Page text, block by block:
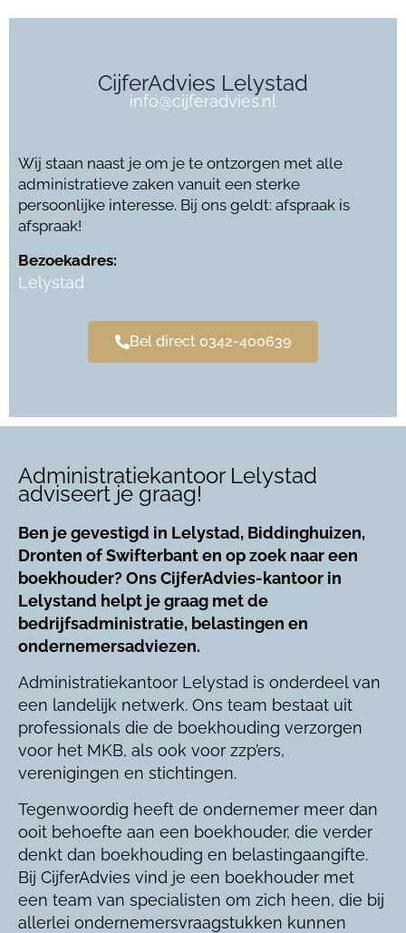
CijferAdvies Lelystad
info@cijferadvies.nl
Wij staan naast je om je te ontzorgen met alle
administratieve zaken vanuit een sterke
persoonlijke interesse. Bij ons geldt: afspraak is
afspraak!
Bezoekadres:
Lelystad
Bel direct 0342-400639
Administratiekantoor Lelystad
adviseert je graag!
Ben je gevestigd in Lelystad, Biddinghuizen,
Dronten of Swifterbant en op zoek naar een
boekhouder? Ons CijferAdvies-kantoor in
Lelystand helpt je graag met de
bedrijfsadministratie, belastingen en
ondernemersadviezen.
Administratiekantoor Lelystad is onderdeel van
een landelijk netwerk. Ons team bestaat uit
professionals die de boekhouding verzorgen
voor het MKB, als ook voor zzp’ers,
verenigingen en stichtingen.
Tegenwoordig heeft de ondernemer meer dan
ooit behoefte aan een boekhouder, die verder
denkt dan boekhouding en belastingaangifte.
Bij CijferAdvies vind je een boekhouder met
een team van specialisten om zich heen, die bij
allerlei ondernemersvraagstukken kunnen